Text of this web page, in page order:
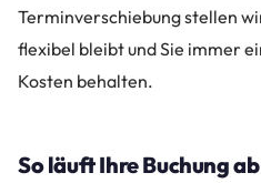
Terminverschiebung stellen
flexibel bleibt und Sie immer
Kosten behalten.
So läuft Ihre Buchung ab